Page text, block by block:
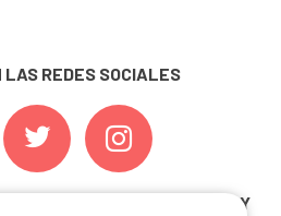
LAS REDES SOCIALES
OFERTAS, CONCURSOS Y